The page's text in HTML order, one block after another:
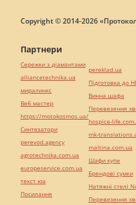
Copyright © 2014-2026
Партнери
Сережки з діамантами
alliancetechnika.ua
миралинкс
Веб мастер
https://motokosmos.ua/
Синтезатори
perevod.agency
agrotechnika.com.ua
europeservice.com.ua
текст юа
Посилання
pereklad.ua
Підготовка до
Винна шафа
Перевезення
hospice-
mk-
maltina.com.ua
Шафи купе
Брендові сумки
Натяжні стелі
Перевезення